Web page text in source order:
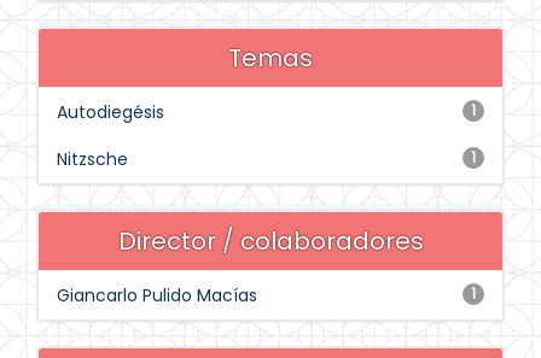
Temas
1
Autodiegésis
1
Nitzsche
Director / colaboradores
1
Giancarlo Pulido Macías